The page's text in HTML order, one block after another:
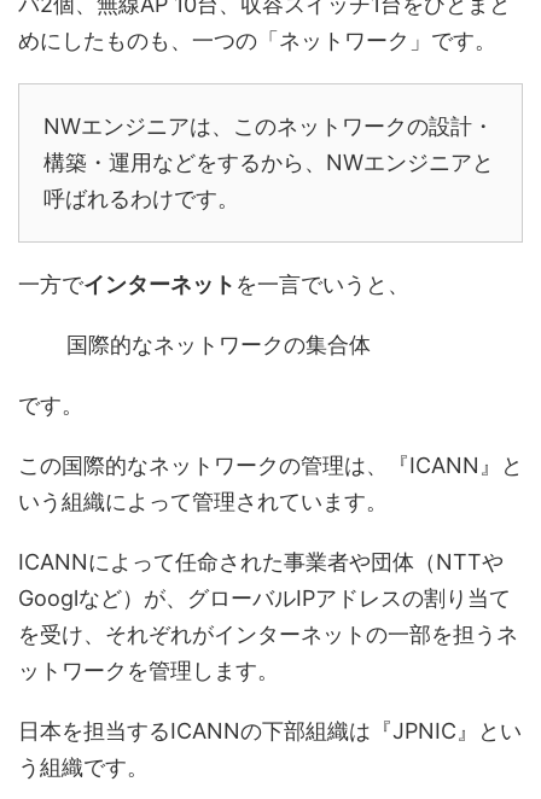
めにしたものも、一つの「ネットワーク」です。
NWエンジニアは、このネットワークの設計・
構築・運用などをするから、NWエンジニアと
呼ばれるわけです。
一方でインターネット を一言でいうと、
国際的なネットワークの集合体
です。
この国際的なネットワークの管理は、『ICANN』と
いう組織によって管理されています。
ICANNによって任命された事業者や団体（NTTや
Googlなど）が、グローバルIPアドレスの割り当て
を受け、それぞれがインターネットの一部を担うネ
ットワークを管理します。
日本を担当するICANNの下部組織は『JPNIC』とい
う組織です。